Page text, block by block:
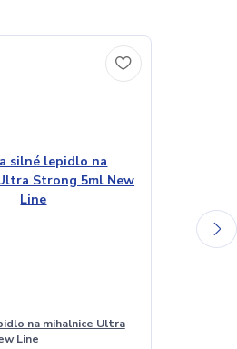
na mihalnice Ultra
Line